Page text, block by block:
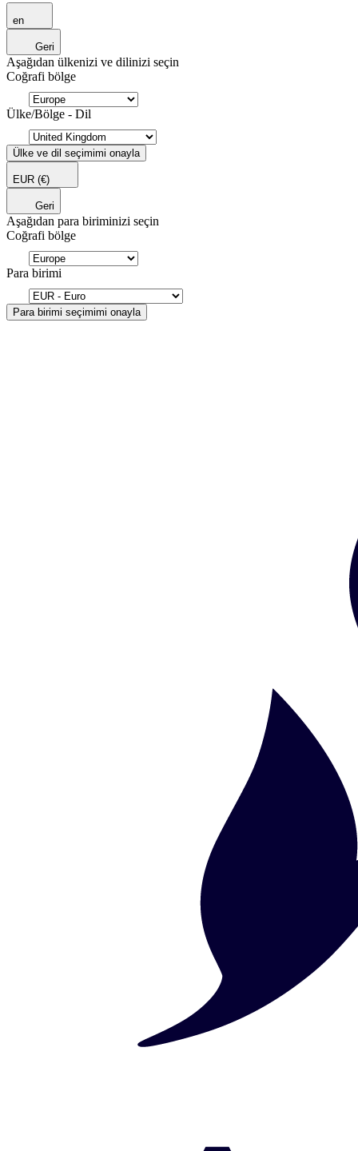
en
Geri
Aşağıdan ülkenizi ve dilinizi seçin
Coğrafi bölge
Ülke/Bölge - Dil
Ülke ve dil seçimimi onayla
EUR (€)
Geri
Aşağıdan para biriminizi seçin
Coğrafi bölge
Para birimi
Para birimi seçimimi onayla